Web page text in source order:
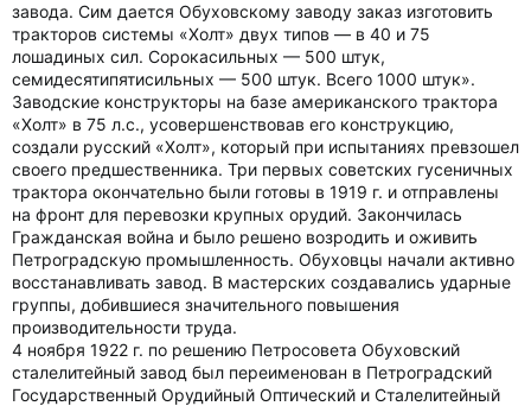
завода. Сим дается Обуховскому заводу заказ изготовить
тракторов системы «Холт» двух типов — в 40 и 75
лошадиных сил. Сорокасильных — 500 штук,
семидесятипятисильных — 500 штук. Всего 1000 штук».
Заводские конструкторы на базе американского трактора
«Холт» в 75 л.с., усовершенствовав его конструкцию,
создали русский «Холт», который при испытаниях превзошел
своего предшественника. Три первых советских гусеничных
трактора окончательно были готовы в 1919 г. и отправлены
на фронт для перевозки крупных орудий. Закончилась
Гражданская война и было решено возродить и оживить
Петроградскую промышленность. Обуховцы начали активно
восстанавливать завод. В мастерских создавались ударные
группы, добившиеся значительного повышения
производительности труда.
4 ноября 1922 г. по решению Петросовета Обуховский
сталелитейный завод был переименован в Петроградский
Государственный Орудийный Оптический и Сталелитейный